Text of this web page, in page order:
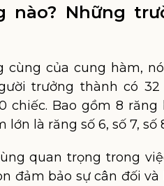
nào? Những
cùng của cung hàm,
trưởng thành có 32
chiếc. Bao gồm 8 răng
lớn là răng số 6, số 7, số
quan trọng trong
đảm bảo sự cân đối và